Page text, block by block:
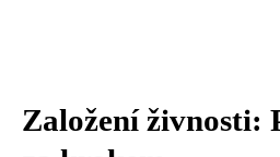
Založení živnosti: